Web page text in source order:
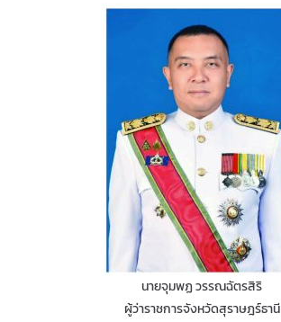
นายจุมพฏ วรรณฉัตรสิริ
ผู้ว่าราชการจังหวัดสุราษฎร์ธานี